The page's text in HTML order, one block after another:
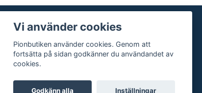
Vi använder cookies
Pionbutiken använder cookies. Genom att
fortsätta på sidan godkänner du användandet av
cookies.
Godkänn alla Inställningar